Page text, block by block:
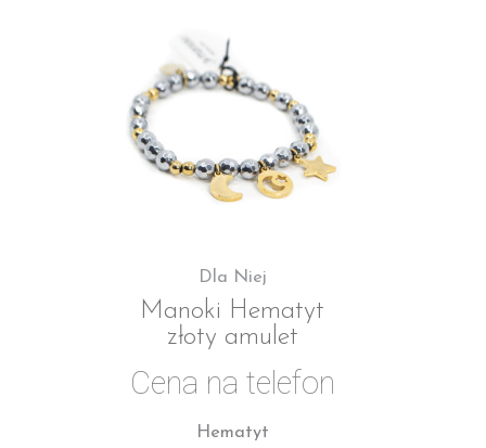
Dla Niej
Manoki Hematyt
złoty amulet
Cena na telefon
Hematyt